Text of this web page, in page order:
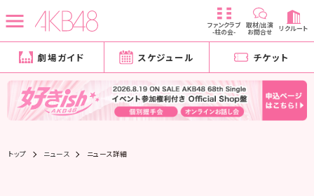
ファンクラブ
-柱の会-
取材/出演
お問合せ リクルート
劇場ガイド スケジュール チケット
トップ ニュース ニュース詳細